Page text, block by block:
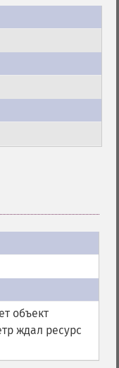
объект
ждал ресурс